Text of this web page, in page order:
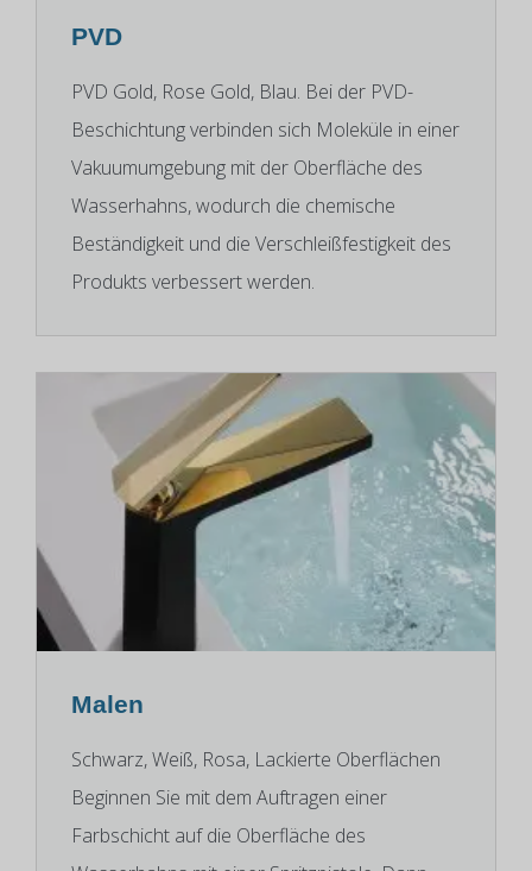
PVD
PVD Gold, Rose Gold, Blau. Bei der PVD-
Beschichtung verbinden sich Moleküle in einer
Vakuumumgebung mit der Oberfläche des
Wasserhahns, wodurch die chemische
Beständigkeit und die Verschleißfestigkeit des
Produkts verbessert werden.
Malen
Schwarz, Weiß, Rosa, Lackierte Oberflächen
Beginnen Sie mit dem Auftragen einer
Farbschicht auf die Oberfläche des